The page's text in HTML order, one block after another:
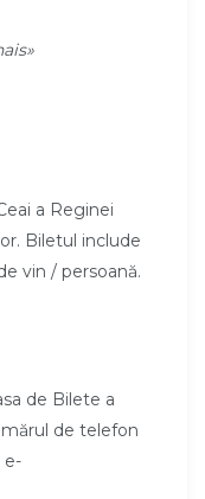
a Reginei
Biletul include
vin / persoană.
de Bilete a
de telefon
e-